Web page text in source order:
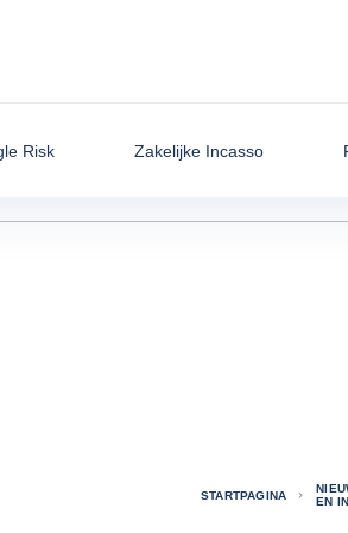
Risk Zakelijke Incasso
STARTPAGINA
EN